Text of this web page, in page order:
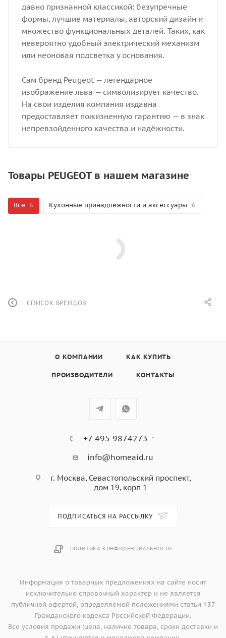
давно признанной классикой: безупречные
формы, лучшие материалы, авторский дизайн и
множество функциональных деталей. Таких, как
невероятно удобный электрический механизм
или неоновая подсветка у основания.
Сам бренд Peugeot — легендарное
изображение льва — символизирует качество.
На свои изделия компания издавна
предоставляет пожизненную гарантию — в знак
непревзойденного качества и надёжности.
Товары PEUGEOT в нашем магазине
Все 6 Кухонные принадлежности и аксессуары 6
СПИСОК БРЕНДОВ
О КОМПАНИИ КАК КУПИТЬ
ПРОИЗВОДИТЕЛИ КОНТАКТЫ
+7 495 9874273
info@homeaid.ru
г. Москва, Севастопольский проспект,
дом 19, корп 1
ПОДПИСАТЬСЯ НА РАССЫЛКУ
ПОЛИТИКА КОНФИДЕНЦИАЛЬНОСТИ
Информация о товарных предложениях на сайте носит
исключительно справочный характер и не является
публичной офертой, определяемой положениями статьи 437
Гражданского кодекса Российской Федерации.
Все условия продажи (цена, наличие товара, сроки доставки и